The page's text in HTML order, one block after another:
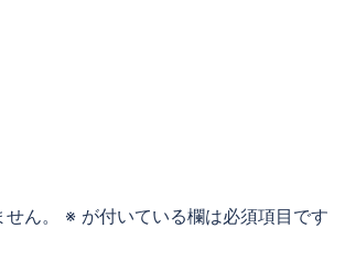
ん。 ※ が付いている欄は必須項目です